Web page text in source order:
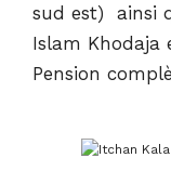
sud est) ainsi
Islam Khodaja
Pension